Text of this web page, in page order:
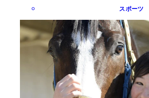
スポーツ